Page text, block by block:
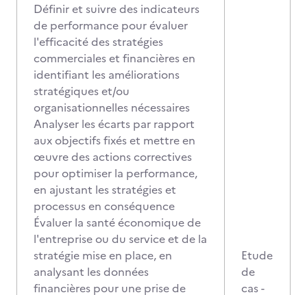
Définir et suivre des indicateurs
de performance pour évaluer
l'efficacité des stratégies
commerciales et financières en
identifiant les améliorations
stratégiques et/ou
organisationnelles nécessaires
Analyser les écarts par rapport
aux objectifs fixés et mettre en
œuvre des actions correctives
pour optimiser la performance,
en ajustant les stratégies et
processus en conséquence
Évaluer la santé économique de
l'entreprise ou du service et de la
stratégie mise en place, en
analysant les données
financières pour une prise de
Etude
de
cas -